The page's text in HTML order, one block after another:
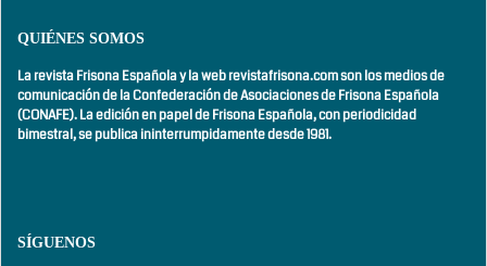
QUIÉNES SOMOS
La revista Frisona Española y la web revistafrisona.com son los medios de
comunicación de la Confederación de Asociaciones de Frisona Española
(CONAFE). La edición en papel de Frisona Española, conperiodicidad
bimestral,se publica ininterrumpidamente desde 1981.
SÍGUENOS